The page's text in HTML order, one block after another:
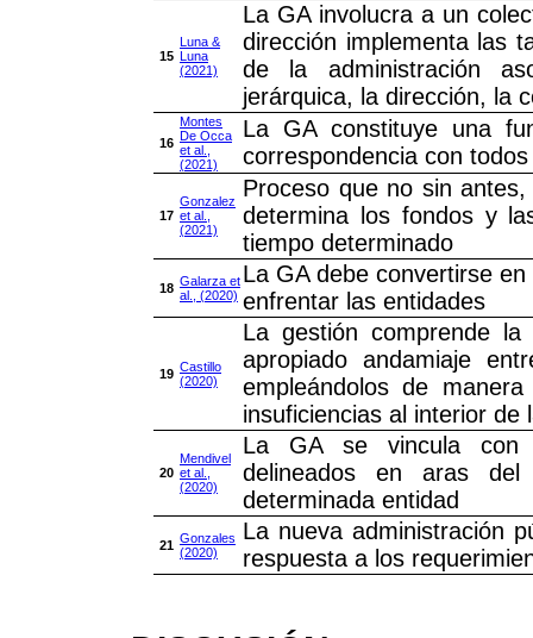
15
Luna &
Luna
(2021)
La GA involucra a un
dirección implementa las
de la administración
jerárquica, la dirección, la
16
Montes
De Occa
et al.,
(2021)
La GA constituye una
correspondencia con
17
Gonzalez
et al.,
(2021)
Proceso que no sin
determina los fondos y
tiempo determinado
18 Galarza et
al., (2020)
La GA debe convertirse
enfrentar las entidades
19 Castillo
(2020)
La gestión comprende
apropiado andamiaje
empleándolos de
insuficiencias al interior de
20
Mendivel
et al.,
(2020)
La GA se vincula con
delineados en aras
determinada entidad
21 Gonzales
(2020)
La nueva administración
respuesta a los